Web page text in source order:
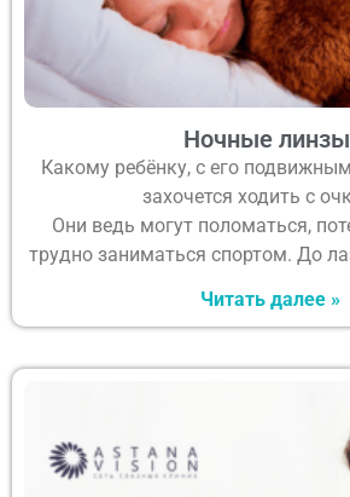
Ночные
Какому ребёнку, с его
захочется ходить с
Они ведь могут поломаться,
трудно заниматься спортом. До
Читать далее »